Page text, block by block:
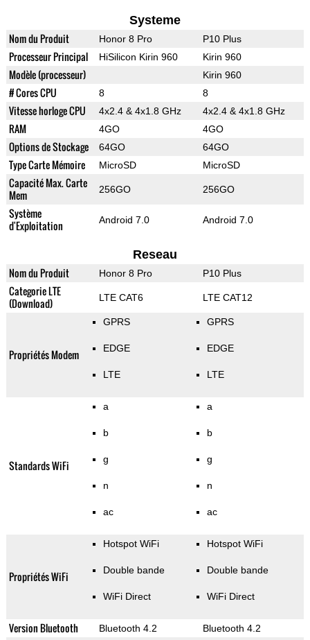
Systeme
Nom du Produit Honor 8 Pro P10 Plus
Processeur Principal HiSilicon Kirin 960 Kirin 960
Modèle (processeur) Kirin 960
# Cores CPU 8 8
Vitesse horloge CPU 4x2.4 & 4x1.8 GHz 4x2.4 & 4x1.8 GHz
RAM 4GO 4GO
Options de Stockage 64GO 64GO
Type Carte Mémoire MicroSD MicroSD
Capacité Max. Carte
Mem
256GO 256GO
Système
d'Exploitation
Android 7.0 Android 7.0
Reseau
Nom du Produit Honor 8 Pro P10 Plus
Categorie LTE
(Download)
LTE CAT6 LTE CAT12
Propriétés Modem
GPRS
EDGE
LTE
GPRS
EDGE
LTE
Standards WiFi
a
b
g
n
ac
a
b
g
n
ac
Propriétés WiFi
Hotspot WiFi
Double bande
WiFi Direct
Hotspot WiFi
Double bande
WiFi Direct
Version Bluetooth Bluetooth 4.2 Bluetooth 4.2